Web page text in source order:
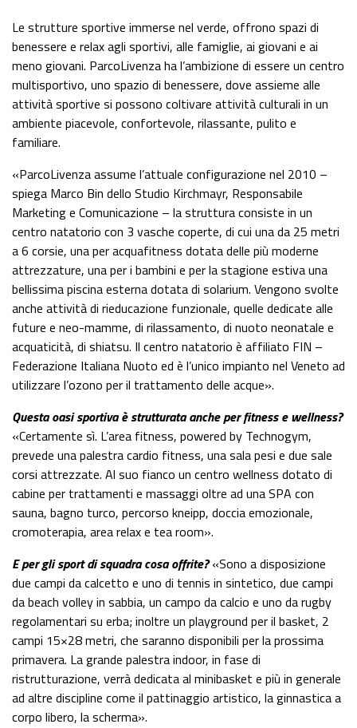
Le strutture sportive immerse nel verde, offrono spazi di
benessere e relax agli sportivi, alle famiglie, ai giovani e ai
meno giovani. ParcoLivenza ha l’ambizione di essere un centro
multisportivo, uno spazio di benessere, dove assieme alle
attività sportive si possono coltivare attività culturali in un
ambiente piacevole, confortevole, rilassante, pulito e
familiare.
«ParcoLivenza assume l’attuale configurazione nel 2010 –
spiega Marco Bin dello Studio Kirchmayr, Responsabile
Marketing e Comunicazione – la struttura consiste in un
centro natatorio con 3 vasche coperte, di cui una da 25 metri
a 6 corsie, una per acquafitness dotata delle più moderne
attrezzature, una per i bambini e per la stagione estiva una
bellissima piscina esterna dotata di solarium. Vengono svolte
anche attività di rieducazione funzionale, quelle dedicate alle
future e neo-mamme, di rilassamento, di nuoto neonatale e
acquaticità, di shiatsu. Il centro natatorio è affiliato FIN –
Federazione Italiana Nuoto ed è l’unico impianto nel Veneto ad
utilizzare l’ozono per il trattamento delle acque».
Questa oasi sportiva è strutturata anche per fitness e wellness?
«Certamente sì. L’area fitness, powered by Technogym,
prevede una palestra cardio fitness, una sala pesi e due sale
corsi attrezzate. Al suo fianco un centro wellness dotato di
cabine per trattamenti e massaggi oltre ad una SPA con
sauna, bagno turco, percorso kneipp, doccia emozionale,
cromoterapia, area relax e tea room».
E per gli sport di squadra cosa offrite? «Sono a disposizione
due campi da calcetto e uno di tennis in sintetico, due campi
da beach volley in sabbia, un campo da calcio e uno da rugby
regolamentari su erba; inoltre un playground per il basket, 2
campi 15×28 metri, che saranno disponibili per la prossima
primavera. La grande palestra indoor, in fase di
ristrutturazione, verrà dedicata al minibasket e più in generale
ad altre discipline come il pattinaggio artistico, la ginnastica a
corpo libero, la scherma».